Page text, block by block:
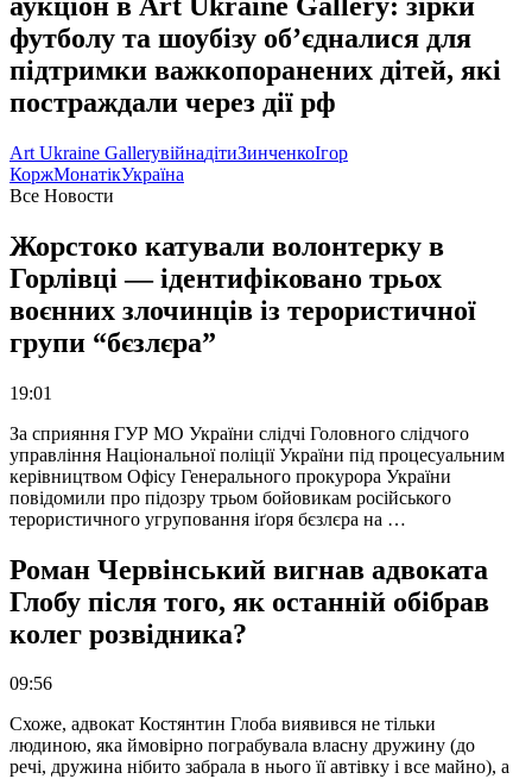
футболу та шоубізу обʼєдналися для
підтримки важкопоранених дітей, які
постраждали через дії рф
Art Ukraine GalleryвійнадітиЗинченкоІгор
КоржМонатікУкраїна
Все Новости
Жорстоко катували волонтерку в
Горлівці — ідентифіковано трьох
воєнних злочинців із терористичної
групи “бєзлєра”
19:01
За сприяння ГУР МО України слідчі Головного слідчого
управління Національної поліції України під процесуальним
керівництвом Офісу Генерального прокурора України
повідомили про підозру трьом бойовикам російського
терористичного угруповання іґоря бєзлєра на …
Роман Червінський вигнав адвоката
Глобу після того, як останній обібрав
колег розвідника?
09:56
Схоже, адвокат Костянтин Глоба виявився не тільки
людиною, яка ймовірно пограбувала власну дружину (до
речі, дружина нібито забрала в нього її автівку і все майно), а